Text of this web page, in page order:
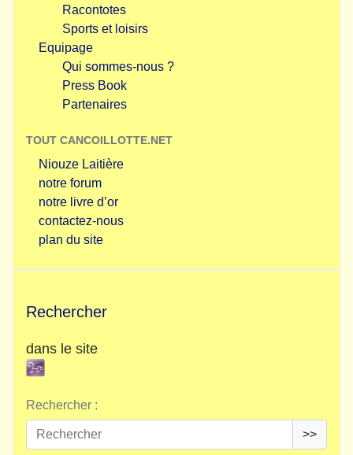
Racontotes
Sports et loisirs
Equipage
Qui sommes-nous ?
Press Book
Partenaires
TOUT CANCOILLOTTE.NET
Niouze Laitière
notre forum
notre livre d’or
contactez-nous
plan du site
Rechercher
dans le site
Rechercher :
>>